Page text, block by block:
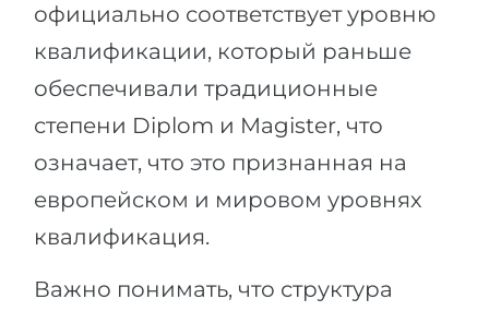
официально соответствует уровню
квалификации, который раньше
обеспечивали традиционные
степени Diplom и Magister, что
означает, что это признанная на
европейском и мировом уровнях
квалификация.
Важно понимать, что структура